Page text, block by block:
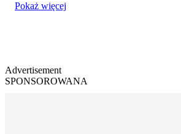
Pokaż więcej
Advertisement
SPONSOROWANA